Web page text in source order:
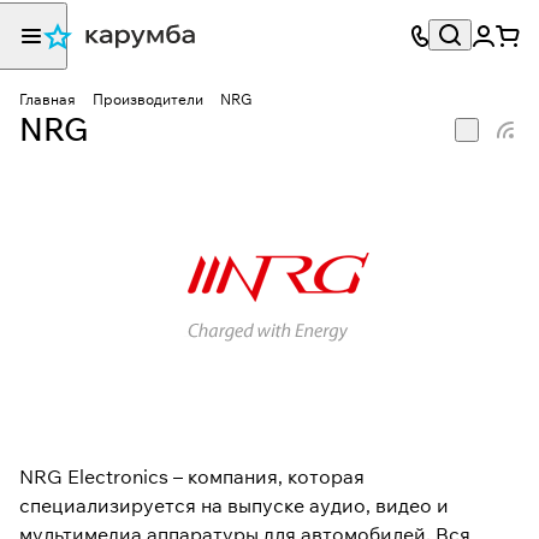
Главная Производители NRG
NRG
NRG Electronics – компания, которая
специализируется на выпуске аудио, видео и
мультимедиа аппаратуры для автомобилей. Вся